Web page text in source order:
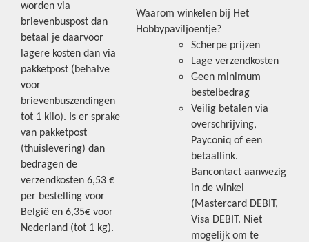
worden via
brievenbuspost dan
betaal je daarvoor
lagere kosten dan via
pakketpost (behalve
voor
brievenbuszendingen
tot 1 kilo). Is er sprake
van pakketpost
(thuislevering) dan
bedragen de
verzendkosten 6,53 €
per bestelling voor
België en 6,35€ voor
Nederland (tot 1 kg).
Waarom winkelen bij Het
Hobbypaviljoentje?
Scherpe prijzen
Lage verzendkosten
Geen minimum
bestelbedrag
Veilig betalen via
overschrijving,
Payconiq of een
betaallink.
Bancontact aanwezig
in de winkel
(Mastercard DEBIT,
Visa DEBIT. Niet
mogelijk om te